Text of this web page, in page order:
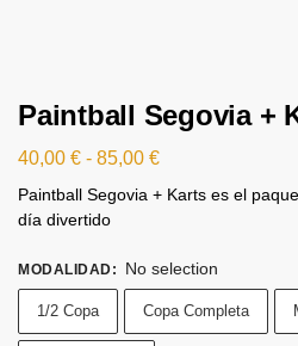
Paintball Segovia +
40,00 € - 85,00 €
Paintball Segovia + Karts es el
día divertido
MODALIDAD: No selection
1/2 Copa Copa Completa